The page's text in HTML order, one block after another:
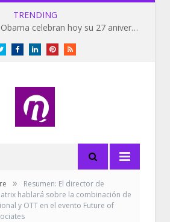
TRENDING
Barack y Michelle Obama celebran hoy su 27 aniversario de bodas
TwitterFacebookLinkedInPinterestRSS
»
Resumen: El director de
hablará sobre la combinación de
y OTT en el evento Future of